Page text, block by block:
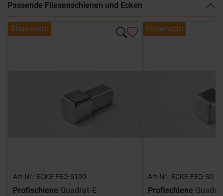
Passende Fliesenschienen und Ecken
Showroom
Art-Nr.: ECKE-FEQ-S100
Profischiene Quadrat-E
Showroom
Art-Nr.: ECKE-FEQ-
Profischiene